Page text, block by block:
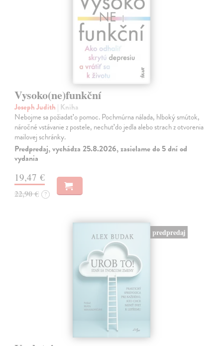
Vysoko(ne)funkční
Joseph Judith | Kniha
Nebojme sa požiadať o pomoc. Pochmúrna nálada, hlboký smútok,
náročné vstávanie z postele, nechuť do jedla alebo strach z otvorenia
mailovej schránky.
Predpredaj, vychádza 25.8.2026, zasielame do 5 dní od
vydania
19,47 €
22,90 € ?
predpredaj